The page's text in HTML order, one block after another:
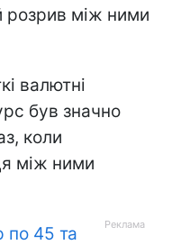
розрив між ними
валютні
був значно
коли
між ними
по 45 та